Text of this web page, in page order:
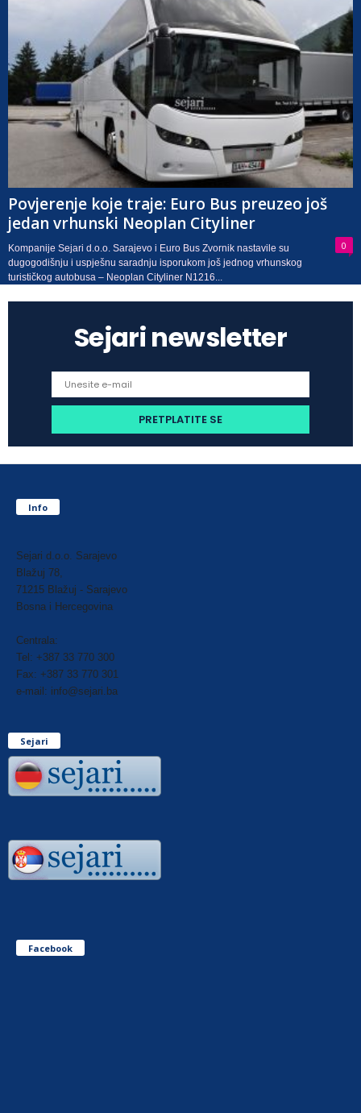
Povjerenje koje traje: Euro Bus preuzeo još
jedan vrhunski Neoplan Cityliner
0
Kompanije Sejari d.o.o. Sarajevo i Euro Bus Zvornik nastavile su
dugogodišnju i uspješnu saradnju isporukom još jednog vrhunskog
turističkog autobusa – Neoplan Cityliner N1216...
Sejari newsletter
Info
Sejari d.o.o. Sarajevo
Blažuj 78,
71215 Blažuj - Sarajevo
Bosna i Hercegovina
Centrala:
Tel: +387 33 770 300
Fax: +387 33 770 301
e-mail: info@sejari.ba
Sejari
Facebook